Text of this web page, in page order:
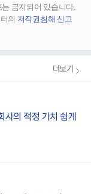
금지되어 있습니다.
의 저작권침해 신고
더보기
사의 적정 가치 쉽게